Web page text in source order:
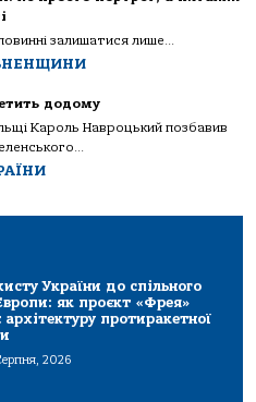
залишатися лише...
додому
Кароль Навроцький позбавив
України до спільного
як проєкт «Фрея»
протиракетної
2026